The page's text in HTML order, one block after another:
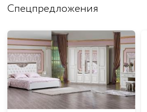
Спецпредложения